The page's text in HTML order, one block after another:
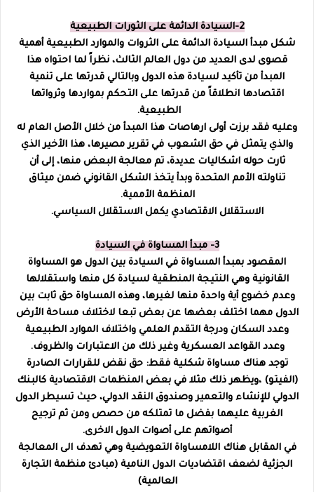
2-السيادة الدائمة على الثورات الطبيعية
شكل مبدأ السيادة الدائمة على الثروات والموارد الطبيعية أهمية
قصوى لدى العديد من دول العالم الثالث، نظراً لما احتواه هذا
المبدأ من تأكيد لسيادة هذه الدول وبالتالي قدرتها على تنمية
اقتصادها انطلاقاً من قدرتها على التحكم بمواردها وثرواتها
الطبيعية.
وعليه فقد برزت أولى ارهاصات هذا المبدأ من خلال الأصل العام له
والذي يتمثل في حق الشعوب في تقرير مصيرها، هذا الأخير الذي
ثارت حوله اشكاليات عديدة، تم معالجة البعض منها، إلى أن
تناولته الأمم المتحدة وبدأ يتخذ الشكل القانوني ضمن ميثاق
المنظمة الأممية.
الاستقلال الاقتصادي يكمل الاستقلال السياسي.
3- مبدأ المساواة في السيادة
المقصود بمبدأ المساواة في السيادة بين الدول هو المساواة
القانونية وهي النتيجة المنطقية لسيادة كل منها واستقلالها
وعدم خضوع أية واحدة منها لغيرها، وهذه المساواة حق ثابت بين
الدول مهما اختلف بعضها عن بعض تبعا لاختلاف مساحة الأرض
وعدد السكان ودرجة التقدم العلمي واختلاف الموارد الطبيعية
وعدد القواعد العسكرية وغير ذلك من الاعتبارات والظروف.
توجد هناك مساواة شكلية فقط: حق نقض للقرارات الصادرة
(الفيتو) ،ويظهر ذلك مثلا في بعض المنظمات الاقتصادية كالبنك
الدولي للإنشاء والتعمير وصندوق النقد الدولي، حيث تسيطر الدول
الغربية عليهما بفضل ما تمتلكه من حصص ومن ثم ترجيح
أصواتهم على أصوات الدول الاخرى.
في المقابل هناك اللامساواة التعويضية وهي تهدف الى المعالجة
الجزئية لضعف اقتضاديات الدول النامية (مبادئ منظمة التجارة
العالمية)